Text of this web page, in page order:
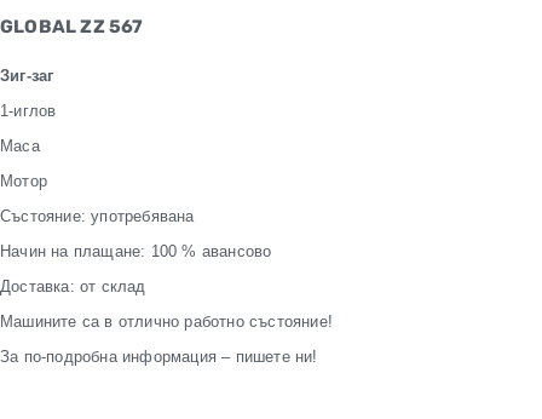
GLOBAL ZZ 567
Зиг-заг
1-иглов
Маса
Мотор
Състояние: употребявана
Начин на плащане: 100 % авансово
Доставка: от склад
Машините са в отлично работно състояние!
За по-подробна информация – пишете ни!